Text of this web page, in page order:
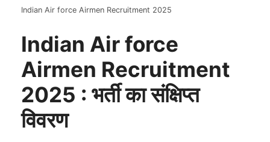
Indian Air force Airmen Recruitment 2025
Indian Air force
Airmen Recruitment
2025 : भर्ती का संक्षिप्त
विवरण